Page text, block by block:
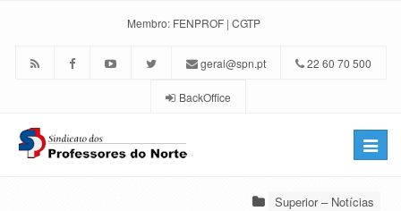
Membro: FENPROF | CGTP
geral@spn.pt 22 60 70 500
BackOffice
Toggle
Superior – Notícias